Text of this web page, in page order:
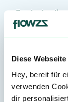
Diese
Hey, bereit für
verwenden
dir
Entdecke die